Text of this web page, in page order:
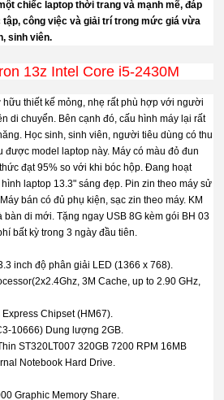
chiếc laptop thời trang và mạnh mẽ, đáp
tập, công việc và giải trí trong mức giá vừa
sinh viên.
13z Intel Core i5-2430M
hữu thiết kế mỏng, nhẹ rất phù hợp với người
di chuyển. Bên cạnh đó, cấu hình máy lại rất
Học sinh, sinh viên, người tiêu dùng có thu
được model laptop này. Máy có màu đỏ đun
đạt 95% so với khi bóc hộp. Đang hoạt
laptop 13.3" sáng đẹp. Pin zin theo máy sử
bán có đủ phụ kiện, sạc zin theo máy. KM
bàn di mới. Tặng ngay USB 8G kèm gói BH 03
bất kỳ trong 3 ngày đầu tiên.
inch độ phân giải LED (1366 x 768).
3M Cache, up to 2.90 GHz,
Chipset (HM67).
10666) Dung lượng 2GB.
ST320LT007 320GB 7200 RPM 16MB
Notebook Hard Drive.
Graphic Memory Share.